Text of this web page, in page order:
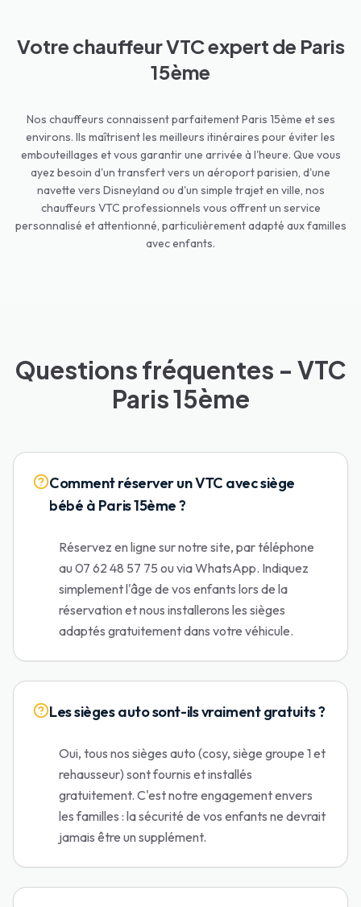
Votre chauffeur VTC expert de Paris
15ème
Nos chauffeurs connaissent parfaitement Paris 15ème et ses
environs. Ils maîtrisent les meilleurs itinéraires pour éviter les
embouteillages et vous garantir une arrivée à l'heure. Que vous
ayez besoin d'un transfert vers un aéroport parisien, d'une
navette vers Disneyland ou d'un simple trajet en ville, nos
chauffeurs VTC professionnels vous offrent un service
personnalisé et attentionné, particulièrement adapté aux familles
avec enfants.
Questions fréquentes - VTC
Paris 15ème
Comment réserver un VTC avec siège
bébé à Paris 15ème ?
Réservez en ligne sur notre site, par téléphone
au 07 62 48 57 75 ou via WhatsApp. Indiquez
simplement l'âge de vos enfants lors de la
réservation et nous installerons les sièges
adaptés gratuitement dans votre véhicule.
Les sièges auto sont-ils vraiment gratuits ?
Oui, tous nos sièges auto (cosy, siège groupe 1 et
rehausseur) sont fournis et installés
gratuitement. C'est notre engagement envers
les familles : la sécurité de vos enfants ne devrait
jamais être un supplément.